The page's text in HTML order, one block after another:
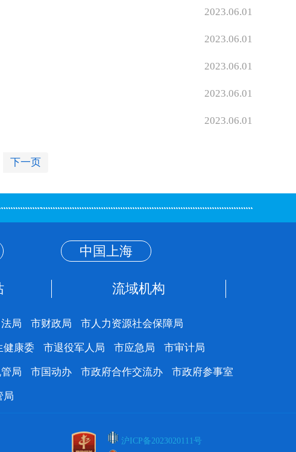
2023.06.01
2023.06.01
2023.06.01
2023.06.01
2023.06.01
下一页
中国上海
流域机构
局 市财政局 市人力资源社会保障局
健康委 市退役军人局 市应急局 市审计局
局 市国动办 市政府合作交流办 市政府参事室
局
沪ICP备2023020111号